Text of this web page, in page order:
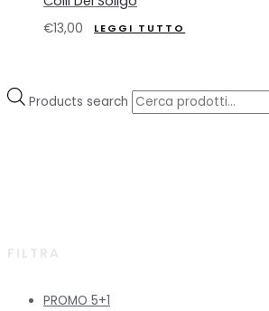
Products search
FILTRA
PROMO 5+1
€13,00 LEGGI TUTTO